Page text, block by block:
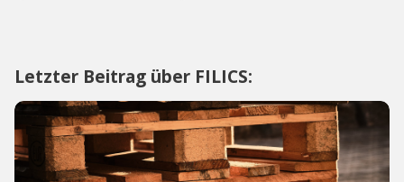
Letzter Beitrag über FILICS: